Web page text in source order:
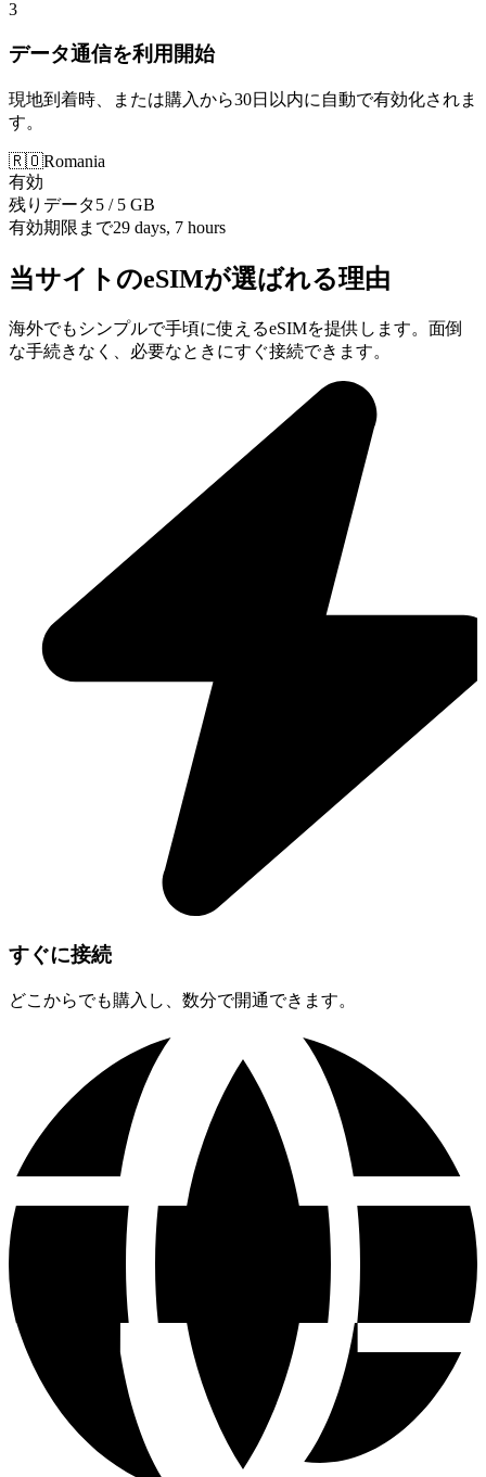
3
データ通信を利用開始
現地到着時、または購入から30日以内に自動で有効化されま
す。
🇷🇴Romania
有効
残りデータ5 / 5 GB
有効期限まで29 days, 7 hours
当サイトのeSIMが選ばれる理由
海外でもシンプルで手頃に使えるeSIMを提供します。面倒
な手続きなく、必要なときにすぐ接続できます。
すぐに接続
どこからでも購入し、数分で開通できます。